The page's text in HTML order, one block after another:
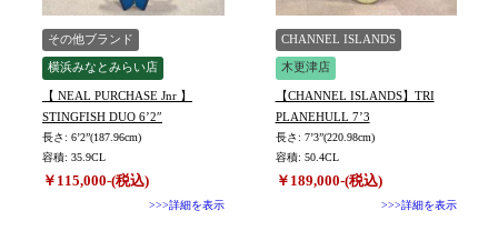
その他ブランド
横浜みなとみらい店
【 NEAL PURCHASE Jnr 】
STINGFISH DUO 6’2″
長さ: 6’2”(187.96cm)
容積: 35.9CL
￥115,000-(税込)
>>>詳細を表示
CHANNEL ISLANDS
木更津店
【CHANNEL ISLANDS】TRI
PLANEHULL 7’3
長さ: 7’3”(220.98cm)
容積: 50.4CL
￥189,000-(税込)
>>>詳細を表示